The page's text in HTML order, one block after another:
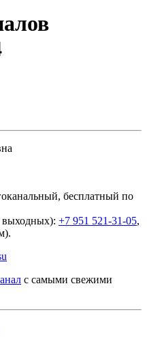
бесплатный по
выходных): +7 951 521-31-05,
с самыми свежими